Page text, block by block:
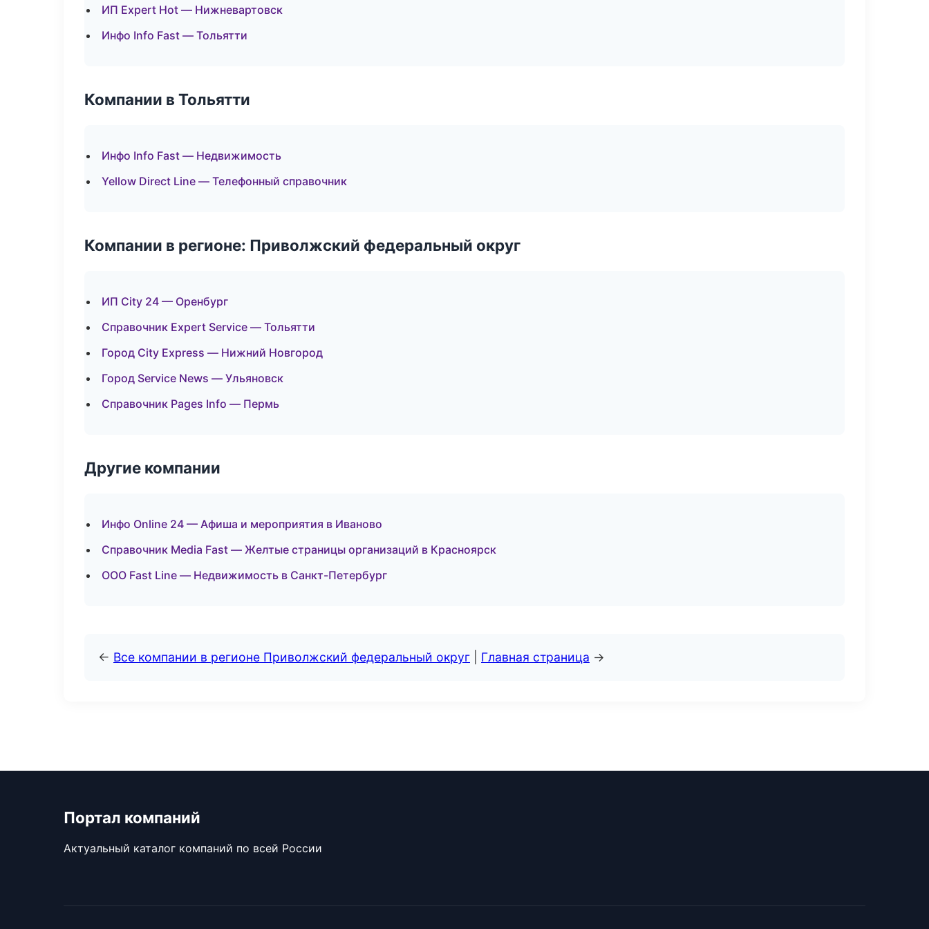
ИП Expert Hot — Нижневартовск
Инфо Info Fast — Тольятти
Компании в Тольятти
Инфо Info Fast — Недвижимость
Yellow Direct Line — Телефонный справочник
Компании в регионе: Приволжский федеральный округ
ИП City 24 — Оренбург
Справочник Expert Service — Тольятти
Город City Express — Нижний Новгород
Город Service News — Ульяновск
Справочник Pages Info — Пермь
Другие компании
Инфо Online 24 — Афиша и мероприятия в Иваново
Справочник Media Fast — Желтые страницы организаций в Красноярск
ООО Fast Line — Недвижимость в Санкт-Петербург
← Все компании в регионе Приволжский федеральный округ Главная страница →
Портал компаний
Актуальный каталог компаний по всей России